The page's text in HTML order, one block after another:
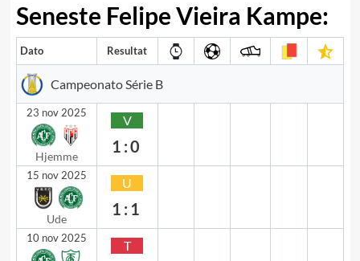
Seneste Felipe Vieira Kampe:
Dato Resultat
Campeonato Série B
23 nov 2025
Hjemme
V
1:0
15 nov 2025
Ude
U
1:1
10 nov 2025 T